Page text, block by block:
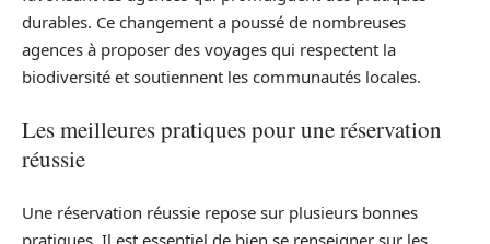
durables. Ce changement a poussé de nombreuses
agences à proposer des voyages qui respectent la
biodiversité et soutiennent les communautés locales.
Les meilleures pratiques pour une réservation
réussie
Une réservation réussie repose sur plusieurs bonnes
pratiques. Il est essentiel de bien se renseigner sur les